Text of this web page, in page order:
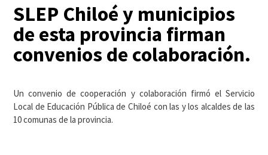
SLEP Chiloé y municipios
de esta provincia firman
convenios de colaboración.
Un convenio de cooperación y colaboración firmó el Servicio
Local de Educación Pública de Chiloé con las y los alcaldes de las
10 comunas de la provincia.